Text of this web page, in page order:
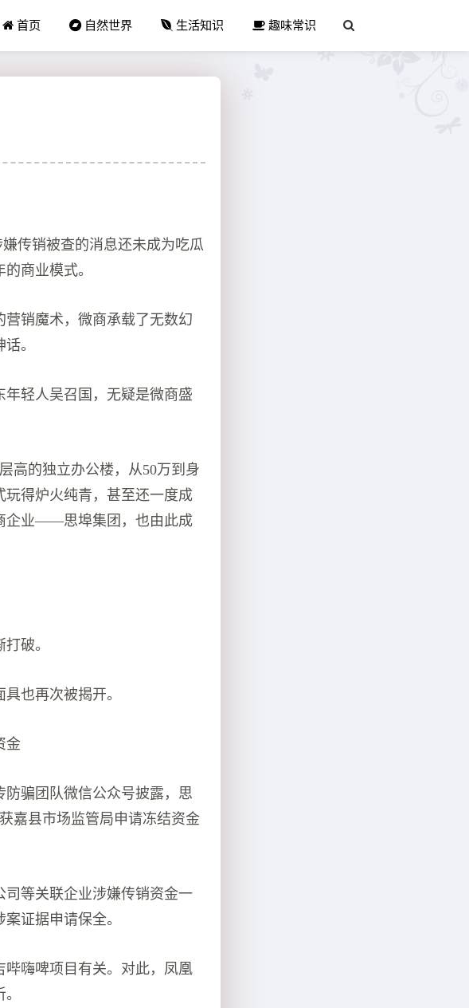
首页 自然世界 生活知识 趣味常识
传销被查的消息还未成为吃瓜
商业模式。
销魔术，微商承载了无数幻
。
轻人吴召国，无疑是微商盛
高的独立办公楼，从50万到身
得炉火纯青，甚至还一度成
企业——思埠集团，也由此成
破。
也再次被揭开。
金
骗团队微信公众号披露，思
嘉县市场监管局申请冻结资金
等关联企业涉嫌传销资金一
证据申请保全。
嗨啤项目有关。对此，凤凰